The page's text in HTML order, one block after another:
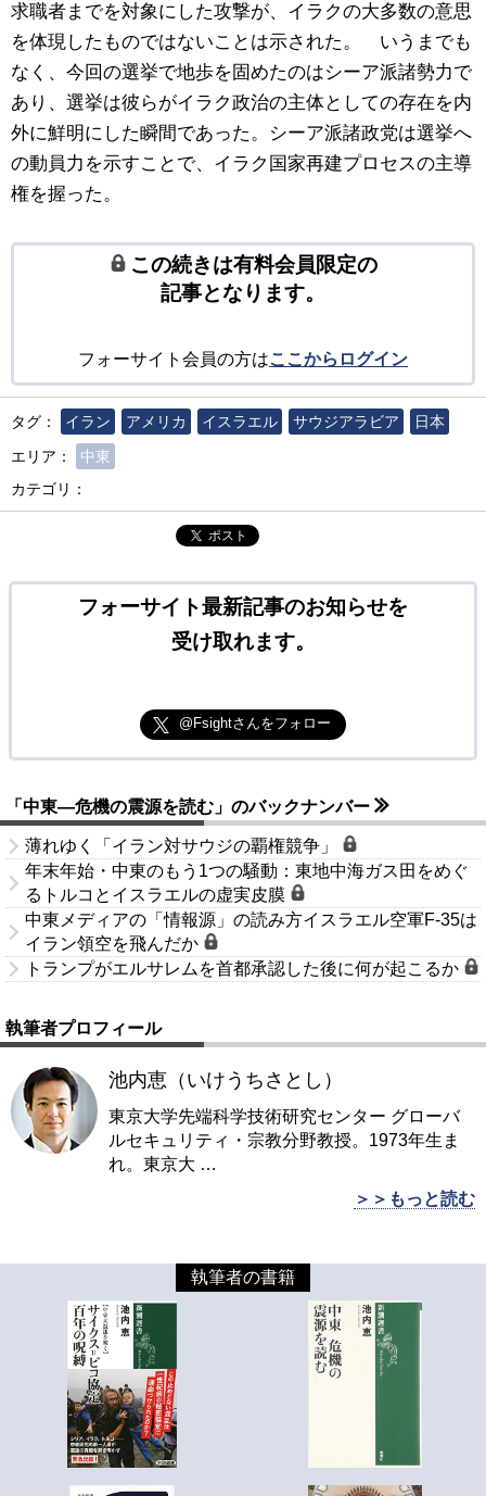
求職者までを対象にした攻撃が、イラクの大多数の意思
を体現したものではないことは示された。 いうまでも
なく、今回の選挙で地歩を固めたのはシーア派諸勢力で
あり、選挙は彼らがイラク政治の主体としての存在を内
外に鮮明にした瞬間であった。シーア派諸政党は選挙へ
の動員力を示すことで、イラク国家再建プロセスの主導
権を握った。
この続きは有料会員限定の
記事となります。
フォーサイト会員の方はここからログイン
タグ： イラン アメリカ イスラエル サウジアラビア
日本
エリア：
中東
カテゴリ：
ポスト
フォーサイト最新記事のお知らせを
受け取れます。
@Fsightさんをフォロー
「中東―危機の震源を読む」のバックナンバー
薄れゆく「イラン対サウジの覇権競争」
年末年始・中東のもう1つの騒動：東地中海ガス田をめぐ
るトルコとイスラエルの虚実皮膜
中東メディアの「情報源」の読み方イスラエル空軍F-35は
イラン領空を飛んだか
トランプがエルサレムを首都承認した後に何が起こるか
執筆者プロフィール
池内恵（いけうちさとし）
東京大学先端科学技術研究センター グローバ
ルセキュリティ・宗教分野教授。1973年生ま
れ。東京大 …
＞＞もっと読む
執筆者の書籍